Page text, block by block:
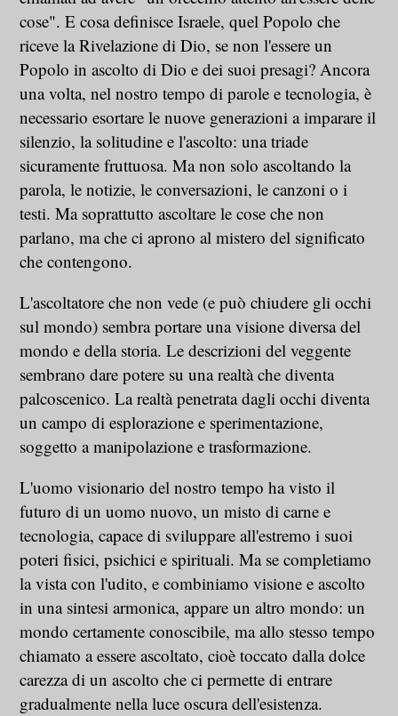
cose". E cosa definisce Israele, quel Popolo che
riceve la Rivelazione di Dio, se non l'essere un
Popolo in ascolto di Dio e dei suoi presagi? Ancora
una volta, nel nostro tempo di parole e tecnologia, è
necessario esortare le nuove generazioni a imparare il
silenzio, la solitudine e l'ascolto: una triade
sicuramente fruttuosa. Ma non solo ascoltando la
parola, le notizie, le conversazioni, le canzoni o i
testi. Ma soprattutto ascoltare le cose che non
parlano, ma che ci aprono al mistero del significato
che contengono.
L'ascoltatore che non vede (e può chiudere gli occhi
sul mondo) sembra portare una visione diversa del
mondo e della storia. Le descrizioni del veggente
sembrano dare potere su una realtà che diventa
palcoscenico. La realtà penetrata dagli occhi diventa
un campo di esplorazione e sperimentazione,
soggetto a manipolazione e trasformazione.
L'uomo visionario del nostro tempo ha visto il
futuro di un uomo nuovo, un misto di carne e
tecnologia, capace di sviluppare all'estremo i suoi
poteri fisici, psichici e spirituali. Ma se completiamo
la vista con l'udito, e combiniamo visione e ascolto
in una sintesi armonica, appare un altro mondo: un
mondo certamente conoscibile, ma allo stesso tempo
chiamato a essere ascoltato, cioè toccato dalla dolce
carezza di un ascolto che ci permette di entrare
gradualmente nella luce oscura dell'esistenza.